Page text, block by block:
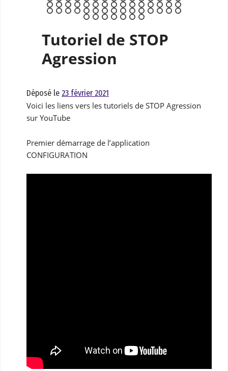
Tutoriel de STOP
Agression
Déposé le 23 février 2021
Voici les liens vers les tutoriels de STOP Agression
sur YouTube
Premier démarrage de l’application
CONFIGURATION